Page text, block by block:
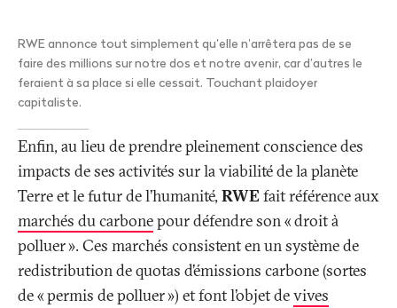
RWE annonce tout simplement qu’elle n’arrêtera pas de se
faire des millions sur notre dos et notre avenir, car d’autres le
feraient à sa place si elle cessait. Touchant plaidoyer
capitaliste.
Enfin, au lieu de prendre pleinement conscience des
impacts de ses activités sur la viabilité de la planète
Terre et le futur de l’humanité, RWEfait référence aux
marchés du carbonepour défendre son «droit à
polluer». Ces marchés consistent en un système de
redistribution de quotas d’émissions carbone (sortes
de «permis de polluer») et font l’objet devives